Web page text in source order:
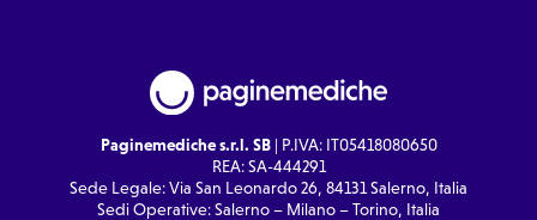
Paginemediche s.r.l. SB| P.IVA: IT05418080650
REA: SA-444291
Sede Legale: Via San Leonardo 26, 84131 Salerno, Italia
Sedi Operative: Salerno – Milano – Torino, Italia